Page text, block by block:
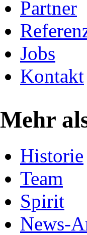
Partner
Jobs
Kontakt
Mehr
Historie
Team
Spirit
News-